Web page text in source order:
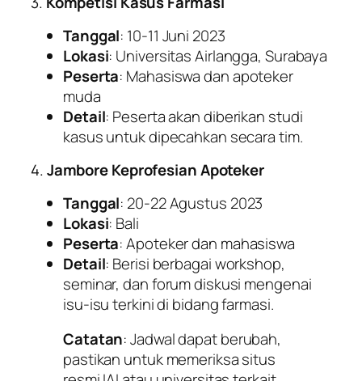
Tanggal: 10-11 Juni 2023
Lokasi: Universitas Airlangga, Surabaya
Peserta: Mahasiswa dan apoteker
muda
Detail: Peserta akan diberikan studi
kasus untuk dipecahkan secara tim.
4.Jambore Keprofesian Apoteker
Tanggal: 20-22 Agustus 2023
Lokasi: Bali
Peserta: Apoteker dan mahasiswa
Detail: Berisi berbagai workshop,
seminar, dan forum diskusi mengenai
isu-isu terkini di bidang farmasi.
Catatan: Jadwal dapat berubah,
pastikan untuk memeriksa situs